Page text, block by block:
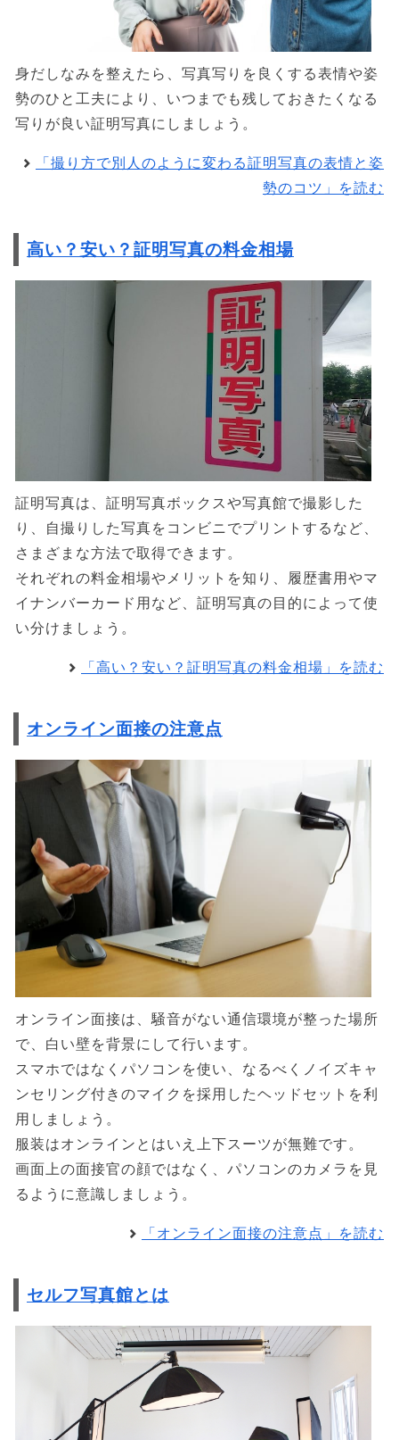
身だしなみを整えたら、写真写りを良くする表情や姿
勢のひと工夫により、いつまでも残しておきたくなる
写りが良い証明写真にしましょう。
「撮り方で別人のように変わる証明写真の表情と姿
勢のコツ」を読む
高い？安い？証明写真の料金相場
証明写真は、証明写真ボックスや写真館で撮影した
り、自撮りした写真をコンビニでプリントするなど、
さまざまな方法で取得できます。
それぞれの料金相場やメリットを知り、履歴書用やマ
イナンバーカード用など、証明写真の目的によって使
い分けましょう。
「高い？安い？証明写真の料金相場」を読む
オンライン面接の注意点
オンライン面接は、騒音がない通信環境が整った場所
で、白い壁を背景にして行います。
スマホではなくパソコンを使い、なるべくノイズキャ
ンセリング付きのマイクを採用したヘッドセットを利
用しましょう。
服装はオンラインとはいえ上下スーツが無難です。
画面上の面接官の顔ではなく、パソコンのカメラを見
るように意識しましょう。
「オンライン面接の注意点」を読む
セルフ写真館とは